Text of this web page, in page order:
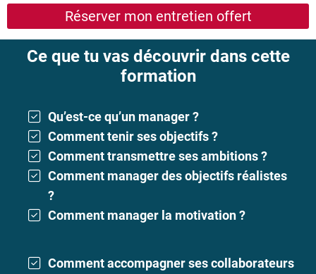
Réserver mon entretien offert
Ce que tu vas découvrir dans cette
formation
Qu’est-ce qu’un manager ?
Comment tenir ses objectifs ?
Comment transmettre ses ambitions ?
Comment manager des objectifs réalistes
?
Comment manager la motivation ?
Comment accompagner ses collaborateurs